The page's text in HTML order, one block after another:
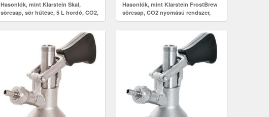
Hasonlók, mint Klarstein Skal,
sörcsap, sör hűtése, 5 L hordó, CO2,
rozsdamentes acél, fekete
Hasonlók, mint Klarstein FrostBrew
sörcsap, CO2 nyomású rendszer,
Termohűtés, 3-12 °C, LED
hőmérséklet-kijelző